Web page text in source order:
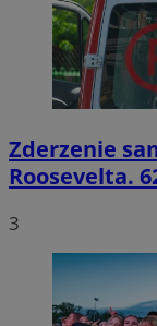
Zderzenie
Roosevelta.
3